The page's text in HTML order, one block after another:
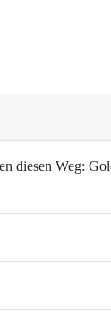
diesen Weg: